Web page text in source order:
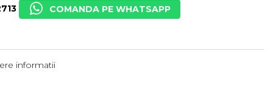
COMANDA PE WHATSAPP
informatii